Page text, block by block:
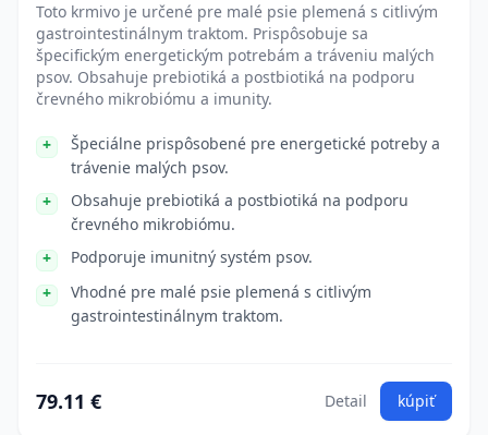
Toto krmivo je určené pre malé psie plemená s citlivým
gastrointestinálnym traktom. Prispôsobuje sa
špecifickým energetickým potrebám a tráveniu malých
psov. Obsahuje prebiotiká a postbiotiká na podporu
črevného mikrobiómu a imunity.
Špeciálne prispôsobené pre energetické potreby a
trávenie malých psov.
Obsahuje prebiotiká a postbiotiká na podporu
črevného mikrobiómu.
Podporuje imunitný systém psov.
Vhodné pre malé psie plemená s citlivým
gastrointestinálnym traktom.
79.11 € Detail kúpiť